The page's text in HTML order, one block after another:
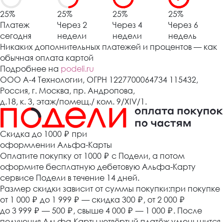
25%
Платеж
сегодня
25%
Через 2
недели
25%
Через 4
недели
25%
Через 6
недель
Никаких дополнительных платежей и процентов — как
обычная оплата картой
Подробнее на podeli.ru
ООО А-4 Технологии, ОГРН 1227700064734 115432,
Россия, г. Москва, пр. Андропова,
д.18, к. 3, этаж/помещ./ ком. 9/XIV/1.
Cкидка до 1000 ₽ при
оформлении Альфа-Карты
Оплатите покупку от 1000 ₽ с Подели, а потом
оформите бесплатную дебетовую Альфа-Карту
сервисе Подели в течение 14 дней.
Размер скидки зависит от суммы покупки:при покупке
от 1 000 ₽ до 1 999 ₽ — скидка 300 ₽ , от 2 000 ₽
до 3 999 ₽ — 500 ₽ , свыше 4 000 ₽ — 1 000 ₽. После